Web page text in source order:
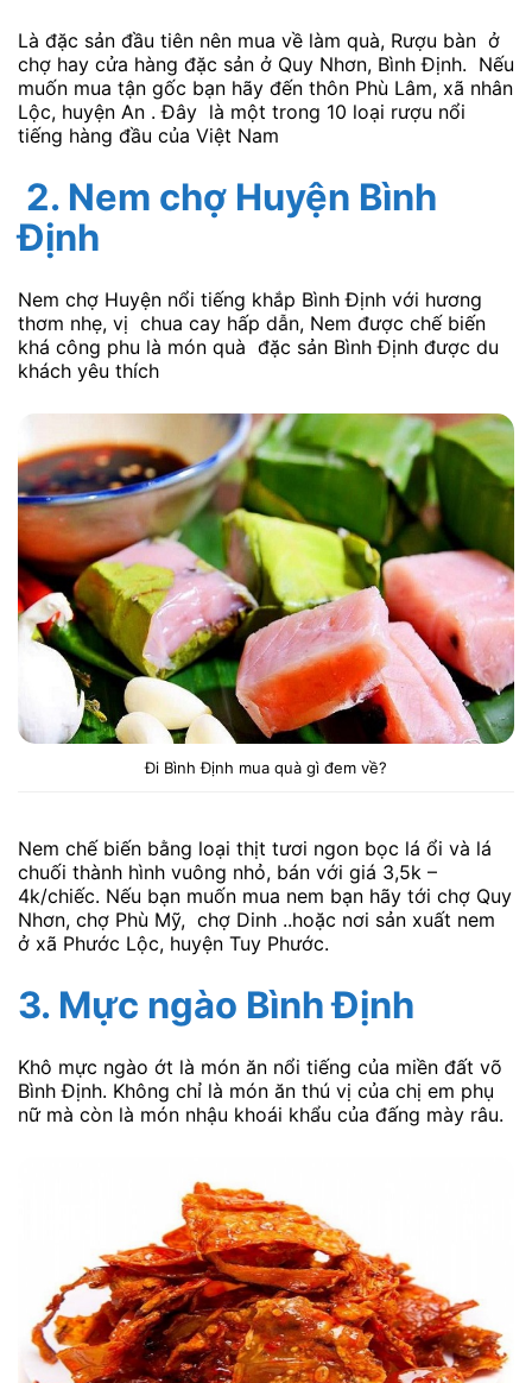
Là đặc sản đầu tiên nên mua về làm quà, Rượu bàn ở
chợ hay cửa hàng đặc sản ở Quy Nhơn, Bình Định. Nếu
muốn mua tận gốc bạn hãy đến thôn Phù Lâm, xã nhân
Lộc, huyện An . Đây là một trong 10 loại rượu nổi
tiếng hàng đầu của Việt Nam
2. Nem chợ Huyện Bình
Định
Nem chợ Huyện nổi tiếng khắp Bình Định với hương
thơm nhẹ, vị chua cay hấp dẫn, Nem được chế biến
khá công phu là món quà đặc sản Bình Định được du
khách yêu thích
Đi Bình Định mua quà gì đem về?
Nem chế biến bằng loại thịt tươi ngon bọc lá ổi và lá
chuối thành hình vuông nhỏ, bán với giá 3,5k –
4k/chiếc. Nếu bạn muốn mua nem bạn hãy tới chợ Quy
Nhơn, chợ Phù Mỹ, chợ Dinh ..hoặc nơi sản xuất nem
ở xã Phước Lộc, huyện Tuy Phước.
3. Mực ngào Bình Định
Khô mực ngào ớt là món ăn nổi tiếng của miền đất võ
Bình Định. Không chỉ là món ăn thú vị của chị em phụ
nữ mà còn là món nhậu khoái khẩu của đấng mày râu.